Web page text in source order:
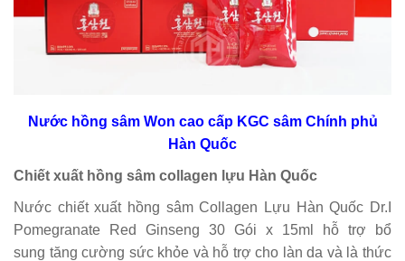
Nước hồng sâm Won cao cấp KGC sâm Chính phủ
Hàn Quốc
Chiết xuất hồng sâm collagen lựu Hàn Quốc
Nước chiết xuất hồng sâm Collagen Lựu Hàn Quốc Dr.I
Pomegranate Red Ginseng 30 Gói x 15ml hỗ trợ bổ
sung tăng cường sức khỏe và hỗ trợ cho làn da và là thức